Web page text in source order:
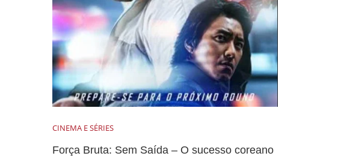
CINEMA E SÉRIES
Força Bruta: Sem Saída – O sucesso coreano